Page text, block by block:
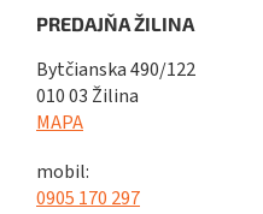
PREDAJŇA ŽILINA
Bytčianska 490/122
010 03 Žilina
MAPA
mobil:
0905 170 297